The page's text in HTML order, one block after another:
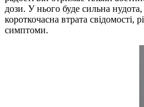
дози. У нього буде сильна
короткочасна втрата свідомості,
симптоми.